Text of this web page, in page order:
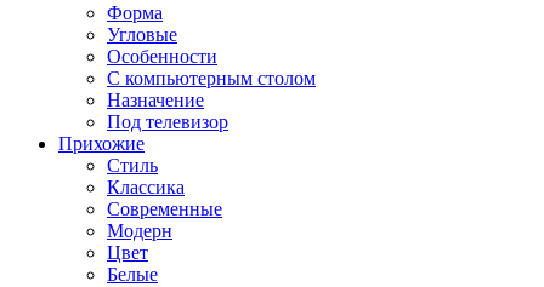
Форма
Угловые
Особенности
С компьютерным столом
Назначение
Под телевизор
Прихожие
Стиль
Классика
Современные
Модерн
Цвет
Белые